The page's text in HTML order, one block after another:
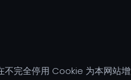
完全停用 Cookie 为本网站